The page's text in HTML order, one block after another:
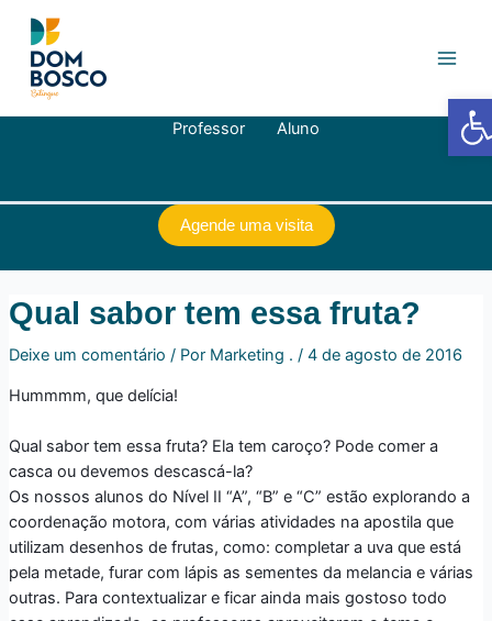
para
conteúdo
Professor Aluno
Agende uma visita
Qual sabor tem essa fruta?
Deixe um comentário / Por Marketing . / 4 de agosto de 2016
Hummmm, que delícia!
Qual sabor tem essa fruta? Ela tem caroço? Pode comer a
casca ou devemos descascá-la?
Os nossos alunos do Nível II “A”, “B” e “C” estão explorando a
coordenação motora, com várias atividades na apostila que
utilizam desenhos de frutas, como: completar a uva que está
pela metade, furar com lápis as sementes da melancia e várias
outras. Para contextualizar e ficar ainda mais gostoso todo
Post
Barra